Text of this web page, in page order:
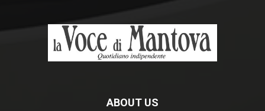
ABOUT US